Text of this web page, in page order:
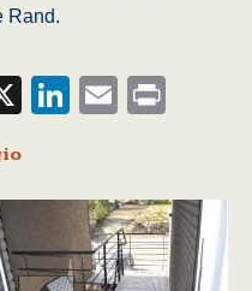
Rand.
X LinkedIn
Email